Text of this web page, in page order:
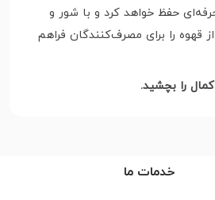
حفظ خواهد کرد و با شور و
قهوه را برای مصرف‌کنندگان فراهم
را بچشید.
خدمات ما